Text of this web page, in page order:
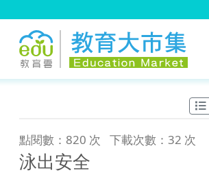
點閱數：820 次 下載次數：32 次
泳出安全